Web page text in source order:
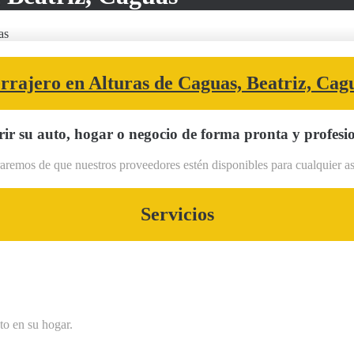
en Alturas de Caguas, Beatriz,
su auto, hogar o negocio de forma pronta y
de que nuestros proveedores estén disponibles para cualquier
Servicios
en su hogar.